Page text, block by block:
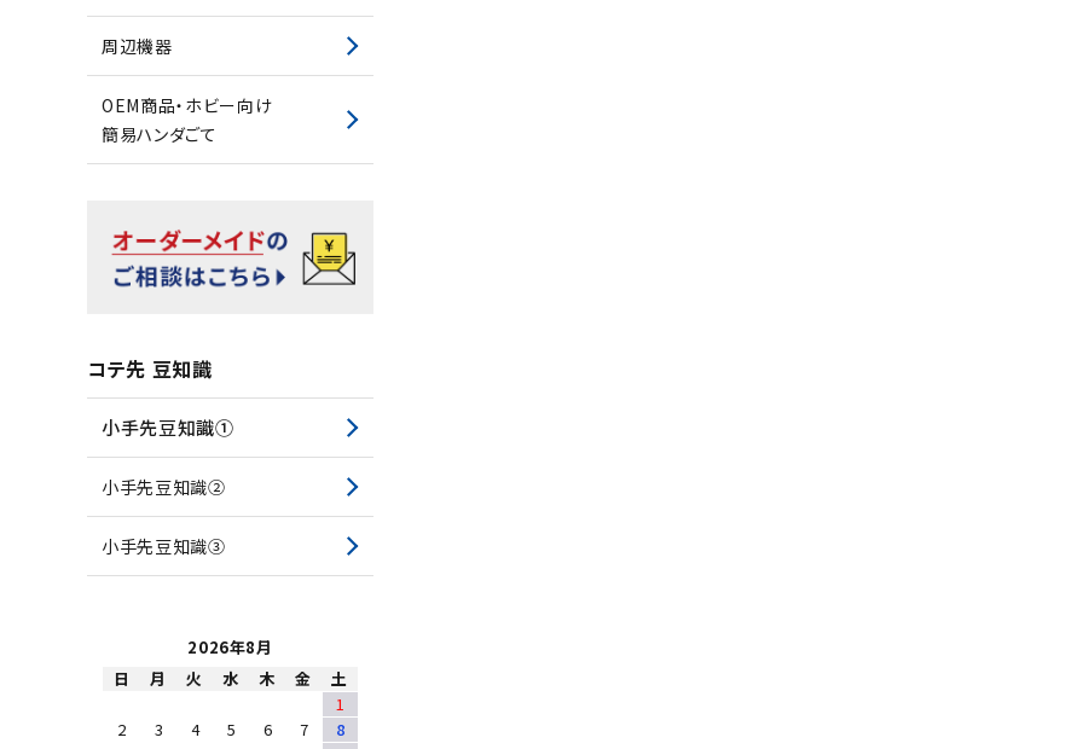
045-575-3639
周辺機器
OEM商品・ホビー向け
簡易ハンダごて
コテ先 豆知識
小手先豆知識①
小手先豆知識②
小手先豆知識③
2026年8月
日
月 火 水 木 金
土
1
2
3 4 5 6 7
8